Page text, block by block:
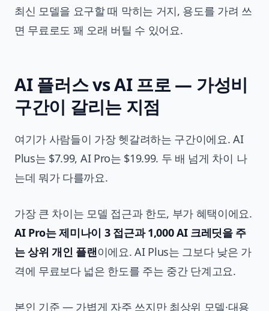
최신 모델을 요구할 때 막히는 거지, 용도를 가려 쓰
면 무료로도 꽤 오래 버틸 수 있어요.
AI 플러스 vs AI 프로 — 가성비
구간이 갈리는 지점
여기가 사람들이 가장 헷갈려하는 구간이에요. AI
Plus는 $7.99, AI Pro는 $19.99. 두 배 넘게 차이 나
는데 뭐가 다를까요.
가장 큰 차이는 모델 접근과 한도, 부가 혜택이에요.
AI Pro는 제미나이 3 접근과 1,000 AI 크레딧을 주
는 상위 개인 플랜이에요. AI Plus는 그보다 낮은 가
격에 무료보다 넓은 한도를 주는 중간 단계고요.
본인 기준 — 가볍게 자주 쓰지만 최상위 모델·대용